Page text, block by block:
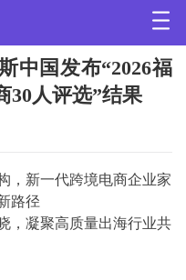
中国发布“2026福
30人评选”结果
，新一代跨境电商企业家
路径
，凝聚高质量出海行业共